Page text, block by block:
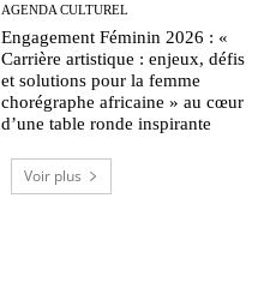
AGENDA CULTUREL
Engagement Féminin 2026 : «
Carrière artistique : enjeux, défis
et solutions pour la femme
chorégraphe africaine » au cœur
d’une table ronde inspirante
Voir plus